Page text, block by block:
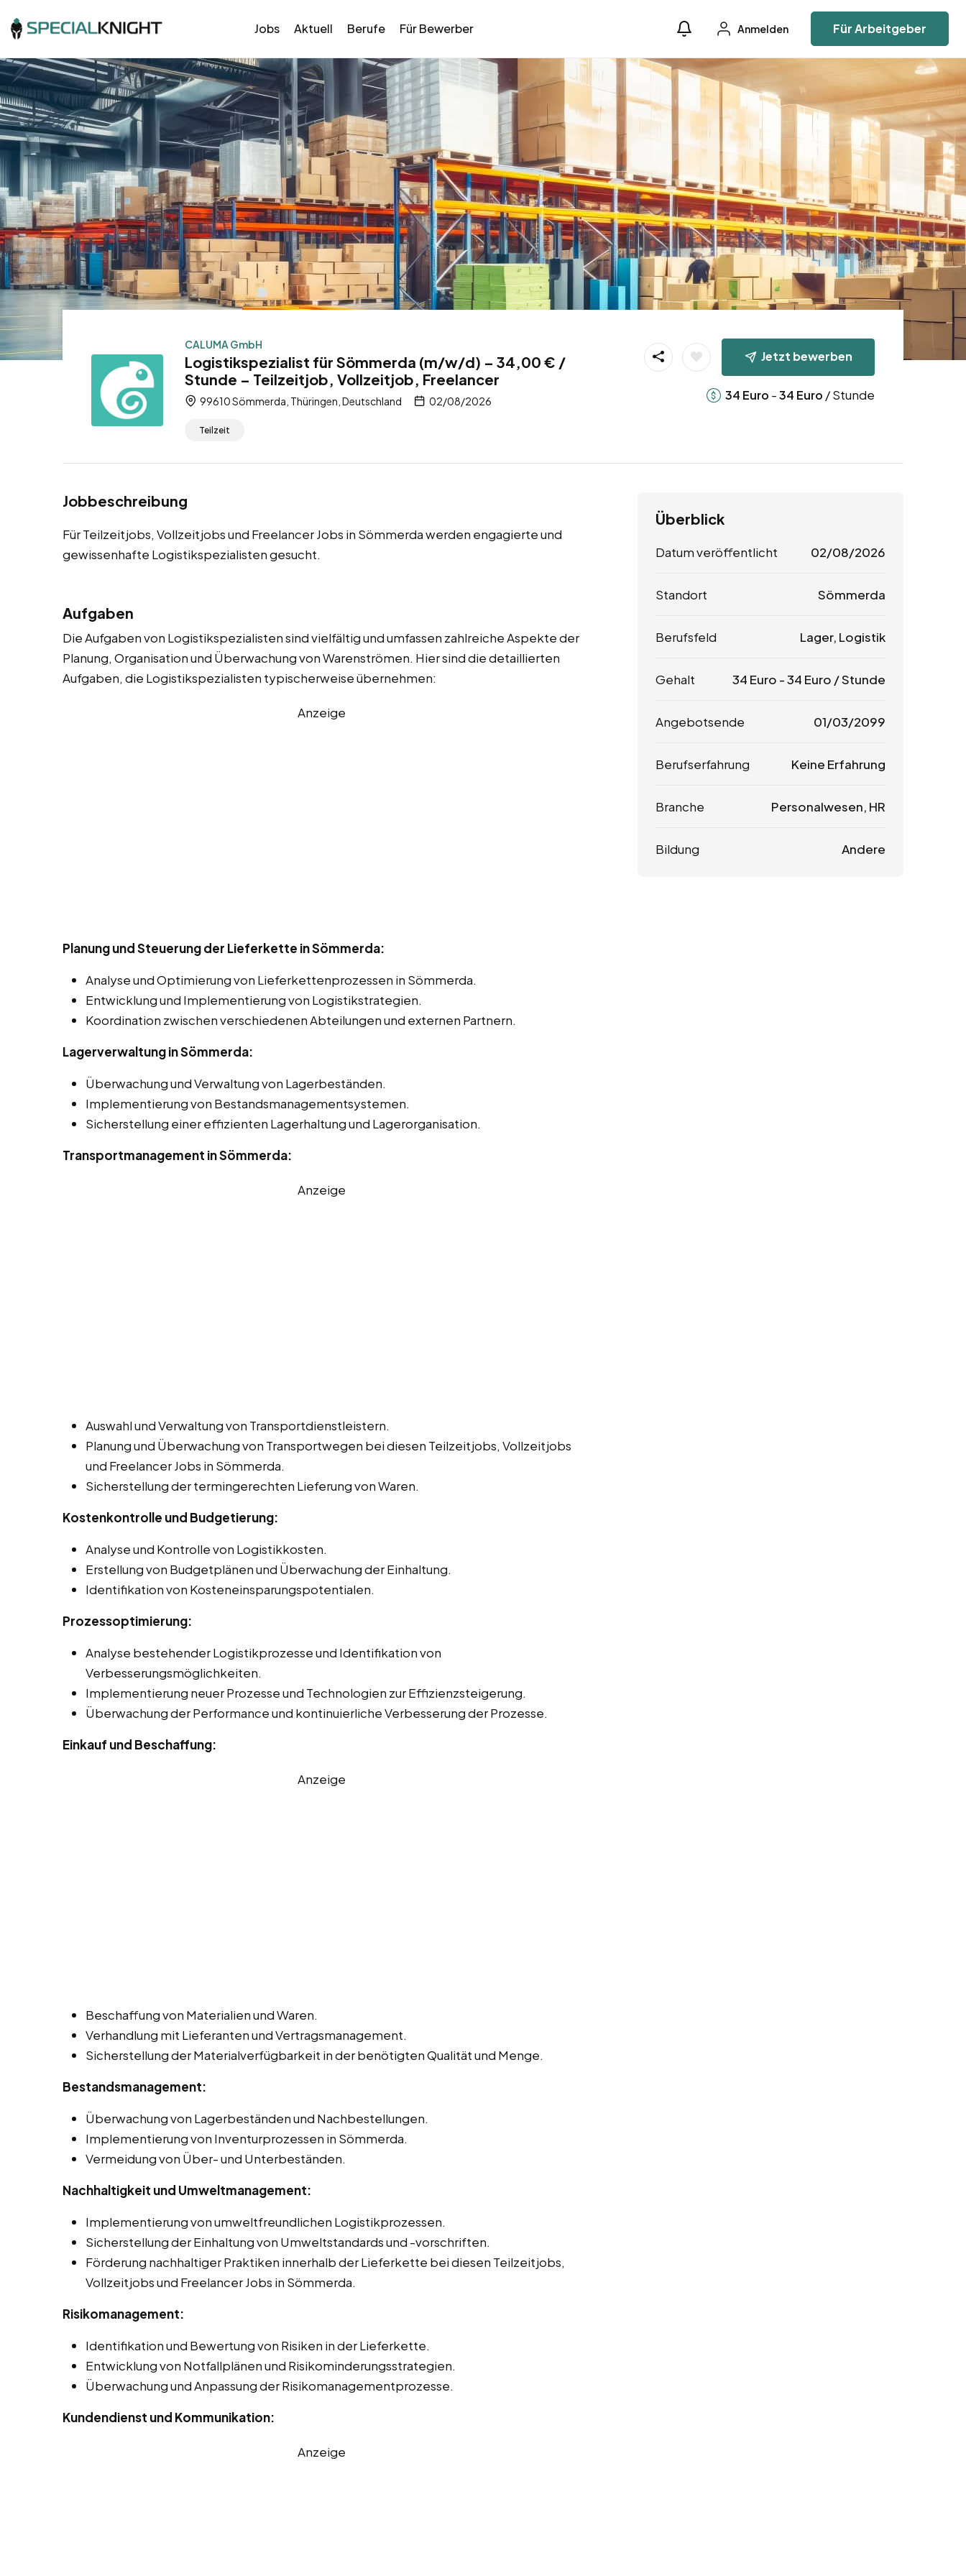
Jobs Aktuell Berufe Für Bewerber Anmelden Für Arbeitgeber
CALUMA GmbH
Logistikspezialist für Sömmerda (m/w/d) – 34,00 € /
Stunde – Teilzeitjob, Vollzeitjob, Freelancer
99610 Sömmerda, Thüringen, Deutschland 02/08/2026
Teilzeit
Jetzt bewerben
34 Euro -34 Euro / Stunde
Jobbeschreibung
Für Teilzeitjobs, Vollzeitjobs und Freelancer Jobs in Sömmerda werden engagierte und
gewissenhafte Logistikspezialisten gesucht.
Aufgaben
Die Aufgaben von Logistikspezialisten sind vielfältig und umfassen zahlreiche Aspekte der
Planung, Organisation und Überwachung von Warenströmen. Hier sind die detaillierten
Aufgaben, die Logistikspezialisten typischerweise übernehmen:
Anzeige
Planung und Steuerung der Lieferkette in Sömmerda:
Analyse und Optimierung von Lieferkettenprozessen in Sömmerda.
Entwicklung und Implementierung von Logistikstrategien.
Koordination zwischen verschiedenen Abteilungen und externen Partnern.
Lagerverwaltung in Sömmerda:
Überwachung und Verwaltung von Lagerbeständen.
Implementierung von Bestandsmanagementsystemen.
Sicherstellung einer effizienten Lagerhaltung und Lagerorganisation.
Transportmanagement in Sömmerda:
Anzeige
Auswahl und Verwaltung von Transportdienstleistern.
Planung und Überwachung von Transportwegen bei diesen Teilzeitjobs, Vollzeitjobs
und Freelancer Jobs in Sömmerda.
Sicherstellung der termingerechten Lieferung von Waren.
Kostenkontrolle und Budgetierung:
Analyse und Kontrolle von Logistikkosten.
Erstellung von Budgetplänen und Überwachung der Einhaltung.
Identifikation von Kosteneinsparungspotentialen.
Prozessoptimierung:
Analyse bestehender Logistikprozesse und Identifikation von
Verbesserungsmöglichkeiten.
Implementierung neuer Prozesse und Technologien zur Effizienzsteigerung.
Überwachung der Performance und kontinuierliche Verbesserung der Prozesse.
Einkauf und Beschaffung:
Anzeige
Beschaffung von Materialien und Waren.
Verhandlung mit Lieferanten und Vertragsmanagement.
Sicherstellung der Materialverfügbarkeit in der benötigten Qualität und Menge.
Bestandsmanagement:
Überwachung von Lagerbeständen und Nachbestellungen.
Implementierung von Inventurprozessen in Sömmerda.
Vermeidung von Über- und Unterbeständen.
Nachhaltigkeit und Umweltmanagement:
Implementierung von umweltfreundlichen Logistikprozessen.
Sicherstellung der Einhaltung von Umweltstandards und -vorschriften.
Förderung nachhaltiger Praktiken innerhalb der Lieferkette bei diesen Teilzeitjobs,
Vollzeitjobs und Freelancer Jobs in Sömmerda.
Risikomanagement:
Identifikation und Bewertung von Risiken in der Lieferkette.
Entwicklung von Notfallplänen und Risikominderungsstrategien.
Überwachung und Anpassung der Risikomanagementprozesse.
Kundendienst und Kommunikation:
Anzeige
Überblick
Datum veröffentlicht 02/08/2026
Standort Sömmerda
Berufsfeld Lager, Logistik
Gehalt 34 Euro -34 Euro / Stunde
Angebotsende 01/03/2099
Berufserfahrung Keine Erfahrung
Branche Personalwesen, HR
Bildung Andere